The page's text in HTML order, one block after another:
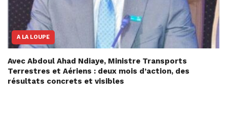
A LA LOUPE
Avec Abdoul Ahad Ndiaye, Ministre Transports
Terrestres et Aériens : deux mois d’action, des
résultats concrets et visibles